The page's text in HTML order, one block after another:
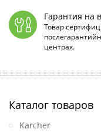
Гарантия на
Товар
центрах.
Каталог товаров
Karcher